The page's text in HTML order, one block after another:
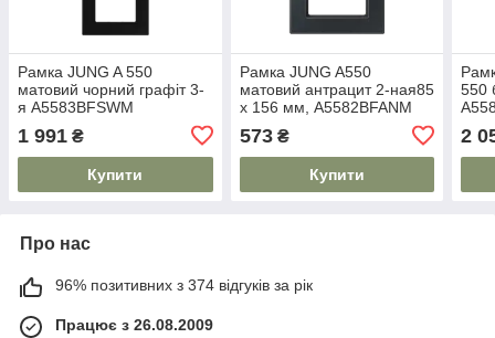
Рамка JUNG A 550
матовий чорний графіт 3-
я A5583BFSWM
1 991 ₴
Купити
Рамка JUNG A550
матовий антрацит 2-ная85
x 156 мм, A5582BFANM
573₴
Купити
550
2
Про нас
96% позитивних з 374 відгуків за рік
Працює з 26.08.2009